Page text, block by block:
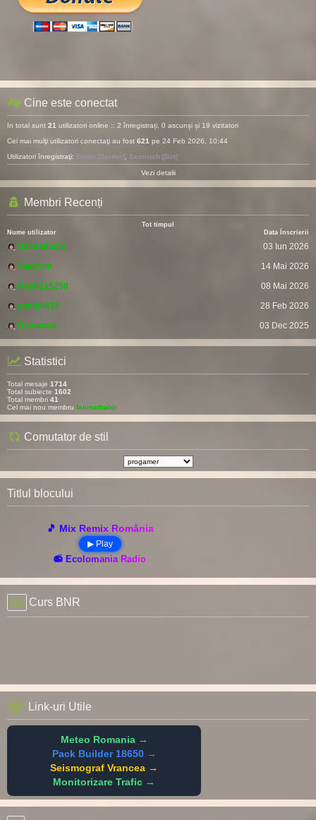
Cine este conectat
In total sunt 21 utilizatori online :: 2 înregistrați, 0 ascunși și 19 vizitatori
Cei mai mulţi utilizatori conectaţi au fost 621 pe 24 Feb 2026, 10:44
Utilizatori înregistraţi: Baidu [Spider] , Semrush [Bot]
Vezi detalii
Membri Recenți
Tot timpul
Nume utilizator
Data Înscrierii
fatimathahir
03 Iun 2026
vladcvm
14 Mai 2026
fresh215250
08 Mai 2026
pomitil436
28 Feb 2026
Devendra
03 Dec 2025
Statistici
Total mesaje 1714
Total subiecte 1602
Total membri 41
Cel mai nou membru fatimathahir
Comutator de stil
Titlul blocului
🎵 Mix Remix România
▶ Play
📻 Ecolomania Radio
Curs BNR
Link-uri Utile
Meteo Romania →
Pack Builder 18650 →
Seismograf Vrancea →
Monitorizare Trafic →